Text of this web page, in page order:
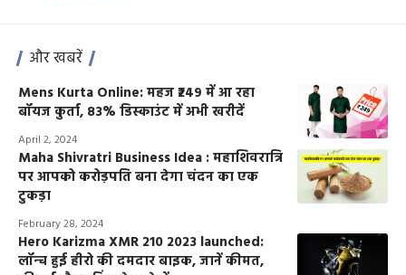
और खबरें
Mens Kurta Online: महज ₹249 में आ रहा
बॉयज कुर्ता, 83% डिस्काउंट में अभी खरीदें
April 2, 2024
Maha Shivratri Business Idea : महाशिवरात्रि
पर आपको करोड़पति बना देगा चंदन का एक
टुकड़ा
February 28, 2024
Hero Karizma XMR 210 2023 launched:
लॉन्च हुई हीरो की दमदार बाइक, जानें कीमत,